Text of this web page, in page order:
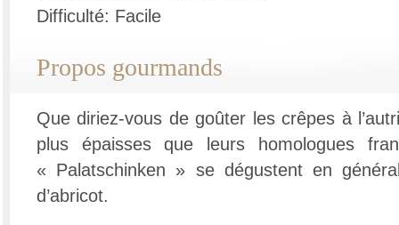
Difficulté: Facile
Propos gourmands
Que diriez-vous de goûter les crêpes à
plus épaisses que leurs homologues
« Palatschinken » se dégustent en
d’abricot.